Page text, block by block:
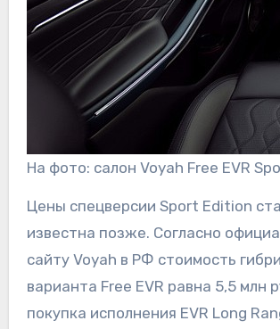
На фото: салон Voyah Free EVR
Цены спецверсии Sport Edition
известна позже. Согласно
сайту Voyah в РФ стоимость
варианта Free EVR равна 5,5 млн
покупка исполнения EVR Long